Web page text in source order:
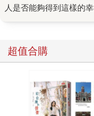
人是否能夠得到這樣的
粒般細小，卻能撐起一
的幸福」。他除了是這
置藝術⋯⋯不外乎都是
「如何獲得快樂的人生
的答案——做為一個沒有
超值合購